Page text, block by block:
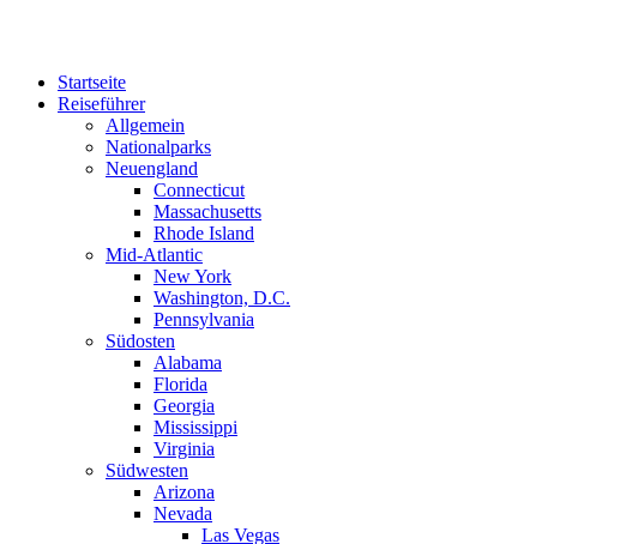
Startseite
Reiseführer
Allgemein
Nationalparks
Neuengland
Connecticut
Massachusetts
Rhode Island
Mid-Atlantic
New York
Washington, D.C.
Pennsylvania
Südosten
Alabama
Florida
Georgia
Mississippi
Virginia
Südwesten
Arizona
Nevada
Las Vegas